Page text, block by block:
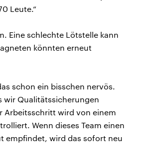
Leute.“
Eine schlechte Lötstelle kann
könnten erneut
schon ein bisschen nervös.
wir Qualitätssicherungen
Arbeitsschritt wird von einem
Wenn dieses Team einen
empfindet, wird das sofort neu